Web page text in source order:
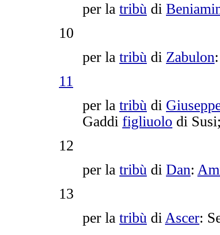
per la tribù di
10
per la tribù di Zabulon
11
per la tribù di
Gaddi figliuolo di Susi
12
per la tribù di Dan:
13
per la tribù di Ascer: